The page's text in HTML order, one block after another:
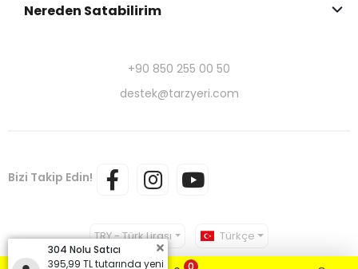
Nereden Satabilirim
+90 850 255 00 50
destek@tarzyeri.com
Bizi Takip Edin!
TRY - Türk Lirası Türkçe
304 Nolu Satıcı
395,99 TL tutarında yeni